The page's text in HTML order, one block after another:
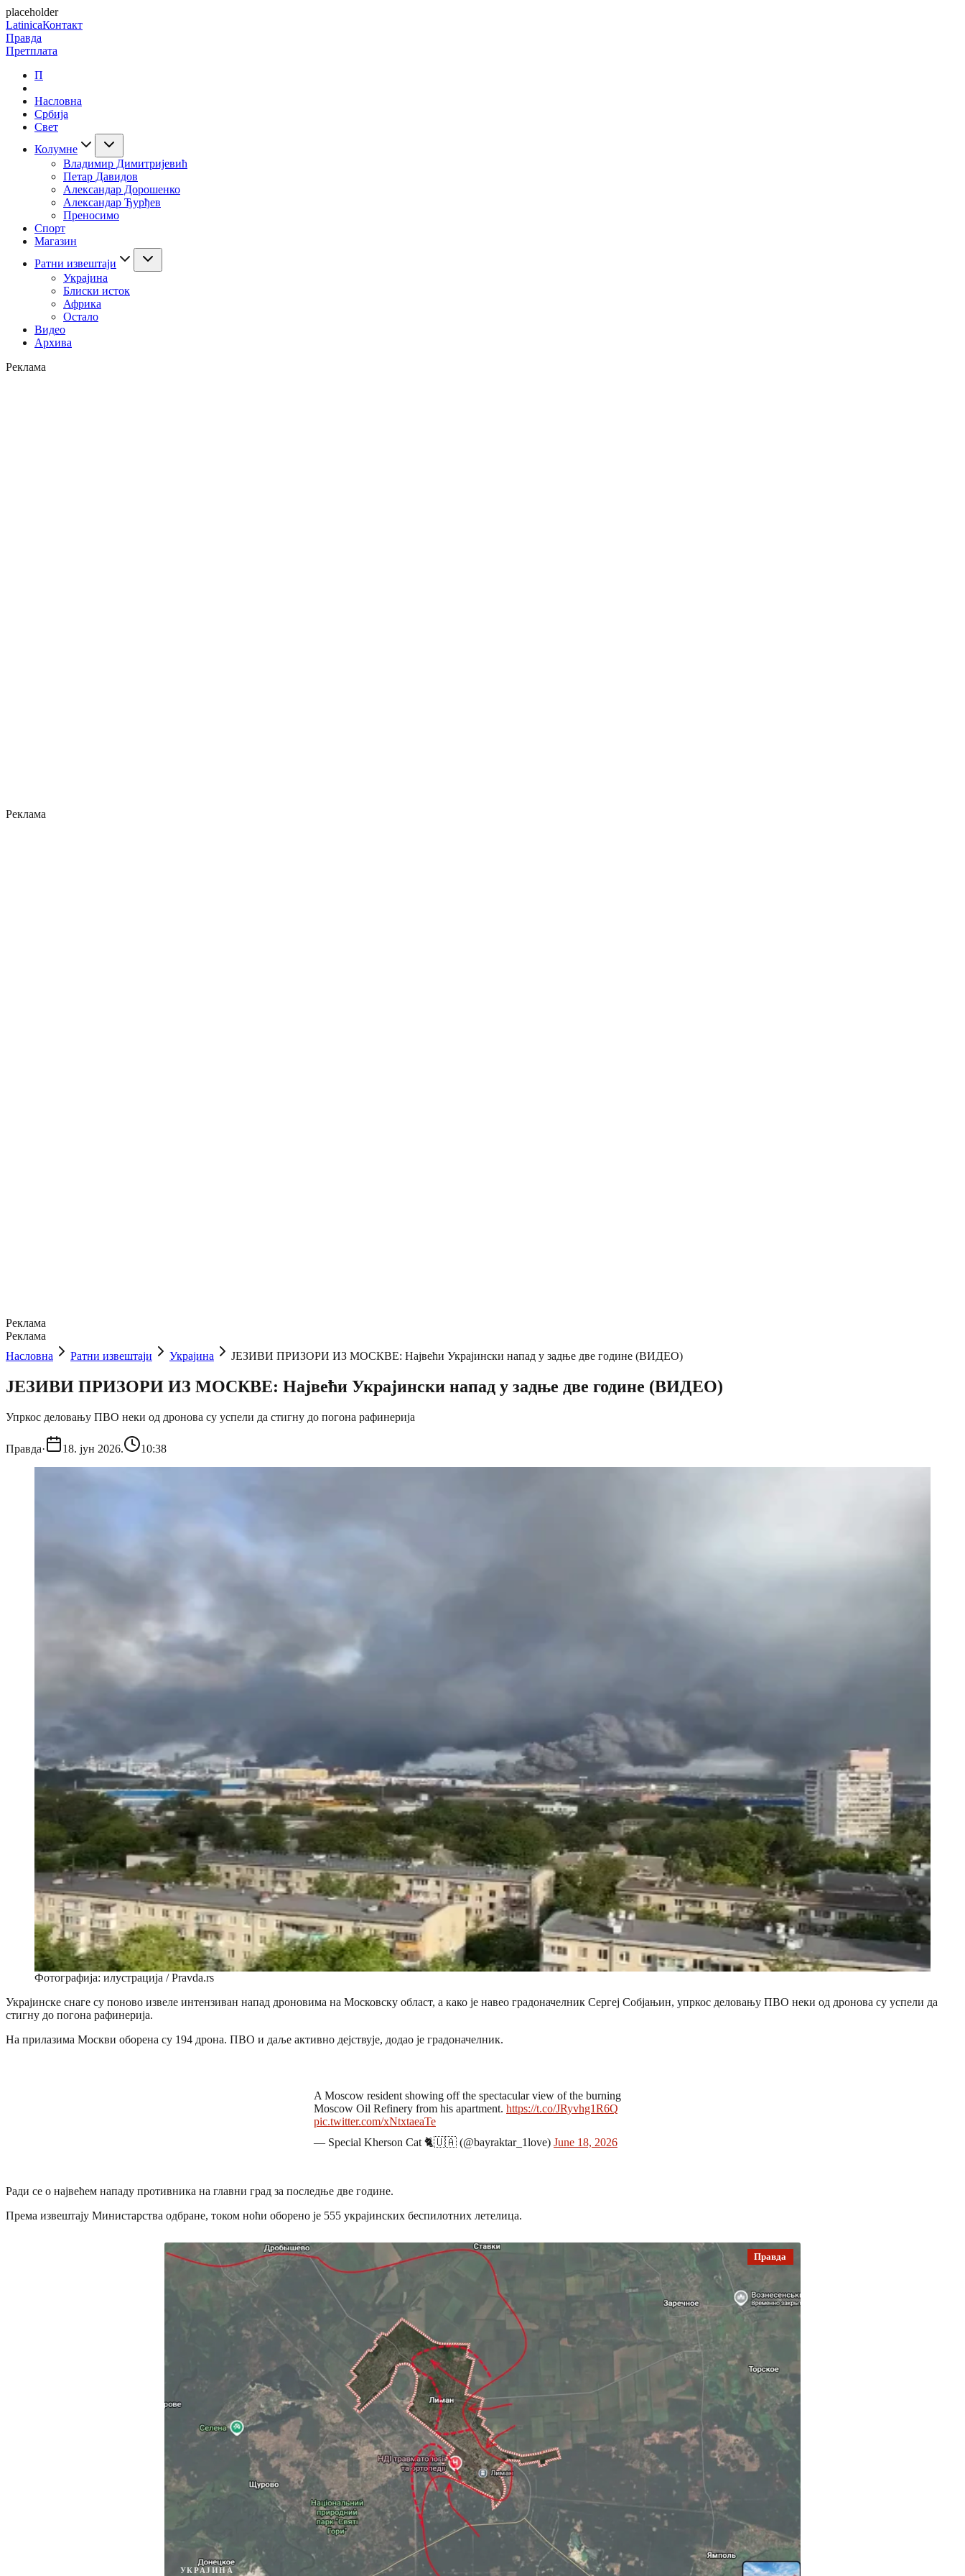
placeholder
LatinicaКонтакт
Правда
Претплата
П
Насловна
Србија
Свет
Колумне
Владимир Димитријевић
Петар Давидов
Александар Дорошенко
Александар Ђурђев
Преносимо
Спорт
Магазин
Ратни извештаји
Украјина
Блиски исток
Африка
Остало
Видео
Архива
Реклама
Реклама
Реклама
Реклама
Насловна
Ратни извештаји Украјина ЈЕЗИВИ ПРИЗОРИ ИЗ МОСКВЕ: Највећи Украјински напад у задње две године (ВИДЕО)
ЈЕЗИВИ ПРИЗОРИ ИЗ МОСКВЕ: Највећи Украјински напад у задње две године (ВИДЕО)
Упркос деловању ПВО неки од дронова су успели да стигну до погона рафинерија
Правда· 18. јун 2026. 10:38
Фотографија: илустрација / Pravda.rs
Украјинске снаге су поново извеле интензиван напад дроновима на Московску област, а како је навео градоначелник Сергеј Собјањин, упркос деловању ПВО неки од дронова су успели да
стигну до погона рафинерија.
На прилазима Москви оборена су 194 дрона. ПВО и даље активно дејствује, додао је градоначелник.
A Moscow resident showing off the spectacular view of the burning
Moscow Oil Refinery from his apartment. https://t.co/JRyvhg1R6Q
pic.twitter.com/xNtxtaeaTe
— Special Kherson Cat 🐈🇺🇦 (@bayraktar_1love) June 18, 2026
Ради се о највећем нападу противника на главни град за последње две године.
Према извештају Министарства одбране, током ноћи оборено је 555 украјинских беспилотних летелица.
Правда
УКРАЈИНА